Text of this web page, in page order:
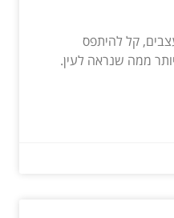
קל להיתפס
ממה שנראה לעין.